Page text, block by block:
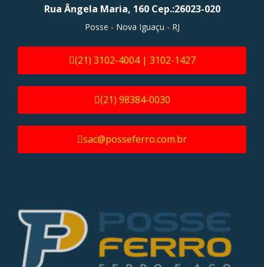
Rua Ângela Maria, 160 Cep.:26023-020
Posse - Nova Iguaçu - RJ
(21) 3102-4004 | 3102-1427
(21) 98384-0030
sac@posseferro.com.br